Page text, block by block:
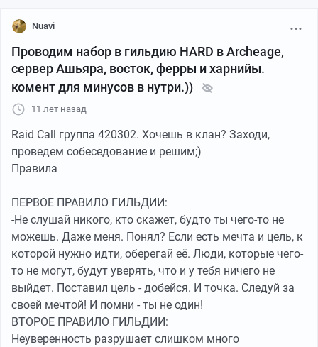
Nuavi
Проводим набор в гильдию HARD в Archeage,
сервер Ашьяра, восток, ферры и харнийы.
комент для минусов в нутри.))
11 лет назад
Raid Call группа 420302. Хочешь в клан? Заходи,
проведем собеседование и решим;)
Правила
ПЕРВОЕ ПРАВИЛО ГИЛЬДИИ:
-Не слушай никого, кто скажет, будто ты чего-то не
можешь. Даже меня. Понял? Если есть мечта и цель, к
которой нужно идти, оберегай её. Люди, которые чего-
то не могут, будут уверять, что и у тебя ничего не
выйдет. Поставил цель - добейся. И точка. Следуй за
своей мечтой! И помни - ты не один!
ВТОРОЕ ПРАВИЛО ГИЛЬДИИ:
Неуверенность разрушает слишком много